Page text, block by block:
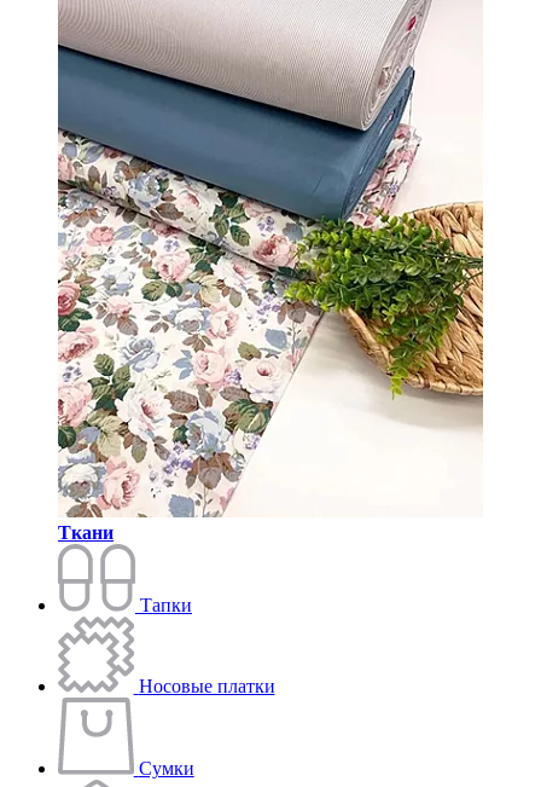
Ткани
Тапки
Носовые платки
Сумки